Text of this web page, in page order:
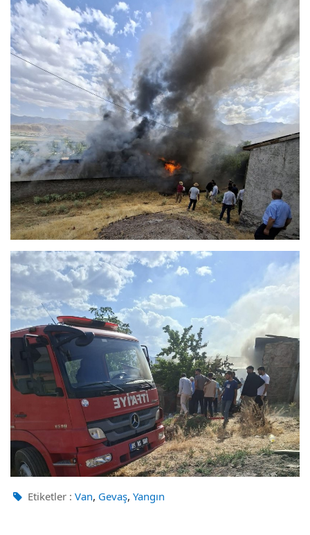
Etiketler : Van, Gevaş, Yangın